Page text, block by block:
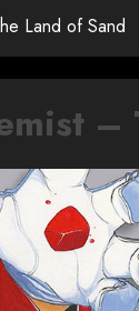
Land of Sand
–